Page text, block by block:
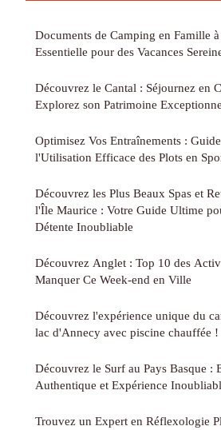
Documents de Camping en Famille
Essentielle pour des Vacances
Découvrez le Cantal : Séjournez en
Explorez son Patrimoine
Optimisez Vos Entraînements :
l'Utilisation Efficace des Plots en
Découvrez les Plus Beaux Spas et
l'Île Maurice : Votre Guide Ultime
Détente Inoubliable
Découvrez Anglet : Top 10 des
Manquer Ce Week-end en Ville
Découvrez l'expérience unique du
lac d'Annecy avec piscine chauffée !
Découvrez le Surf au Pays Basque :
Authentique et Expérience
Trouvez un Expert en Réflexologie